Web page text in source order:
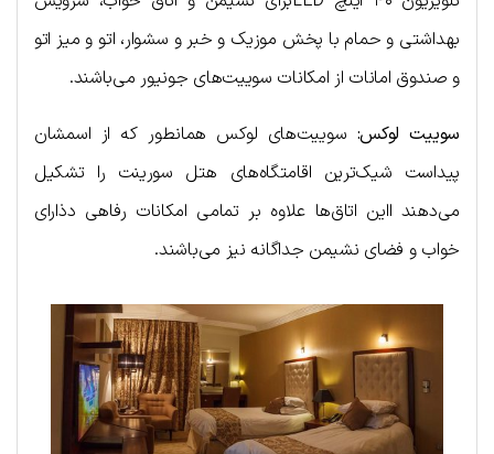
بهداشتی و حمام با پخش موزیک و خبر و سشوار، اتو و میز اتو
و صندوق امانات از امکانات سوییت‌های جونیور می‌باشند.
سوییت لوکس: سوییت‌های لوکس همانطور که از اسمشان
پیداست شیک‌ترین اقامتگاه‌های هتل سورینت را تشکیل
می‌دهند ااین اتاق‌ها علاوه بر تمامی امکانات رفاهی دذارای
خواب و فضای نشیمن جداگانه نیز می‌باشند.